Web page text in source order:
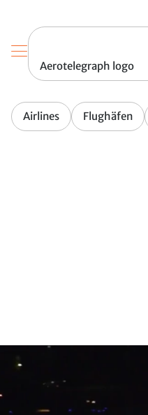
Aerotelegraph logo
Airlines Flughäfen